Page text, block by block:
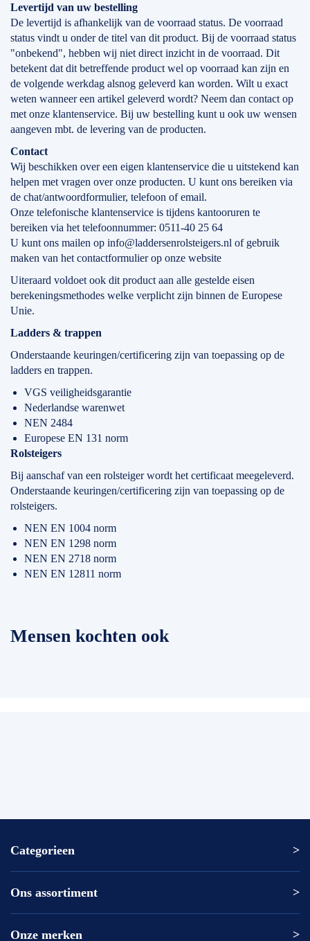
Levertijd van uw bestelling
De levertijd is afhankelijk van de voorraad status. De voorraad
status vindt u onder de titel van dit product. Bij de voorraad status
"onbekend", hebben wij niet direct inzicht in de voorraad. Dit
betekent dat dit betreffende product wel op voorraad kan zijn en
de volgende werkdag alsnog geleverd kan worden. Wilt u exact
weten wanneer een artikel geleverd wordt? Neem dan contact op
met onze klantenservice. Bij uw bestelling kunt u ook uw wensen
aangeven mbt. de levering van de producten.
Contact
Wij beschikken over een eigen klantenservice die u uitstekend kan
helpen met vragen over onze producten. U kunt ons bereiken via
de chat/antwoordformulier, telefoon of email.
Onze telefonische klantenservice is tijdens kantooruren te
bereiken via het telefoonnummer: 0511-40 25 64
U kunt ons mailen op info@laddersenrolsteigers.nl of gebruik
maken van het contactformulier op onze website
Uiteraard voldoet ook dit product aan alle gestelde eisen
berekeningsmethodes welke verplicht zijn binnen de Europese
Unie.
Ladders & trappen
Onderstaande keuringen/certificering zijn van toepassing op de
ladders en trappen.
VGS veiligheidsgarantie
Nederlandse warenwet
NEN 2484
Europese EN 131 norm
Rolsteigers
Bij aanschaf van een rolsteiger wordt het certificaat meegeleverd.
Onderstaande keuringen/certificering zijn van toepassing op de
rolsteigers.
NEN EN 1004 norm
NEN EN 1298 norm
NEN EN 2718 norm
NEN EN 12811 norm
Mensen kochten ook
Categorieen
Altrex ladder
Altrex trap
Altrex kamersteiger
Ons assortiment
Altrex
Onze merken